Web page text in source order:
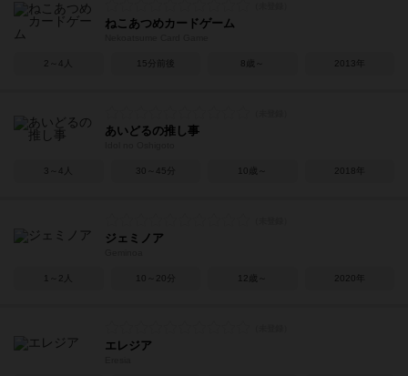
ねこあつめカードゲーム
2～4人 15分前後 8歳～ 2013年
あいどるの推し事
3～4人 30～45分 10歳～ 2018年
ジェミノア
1～2人 10～20分 12歳～ 2020年
エレジア